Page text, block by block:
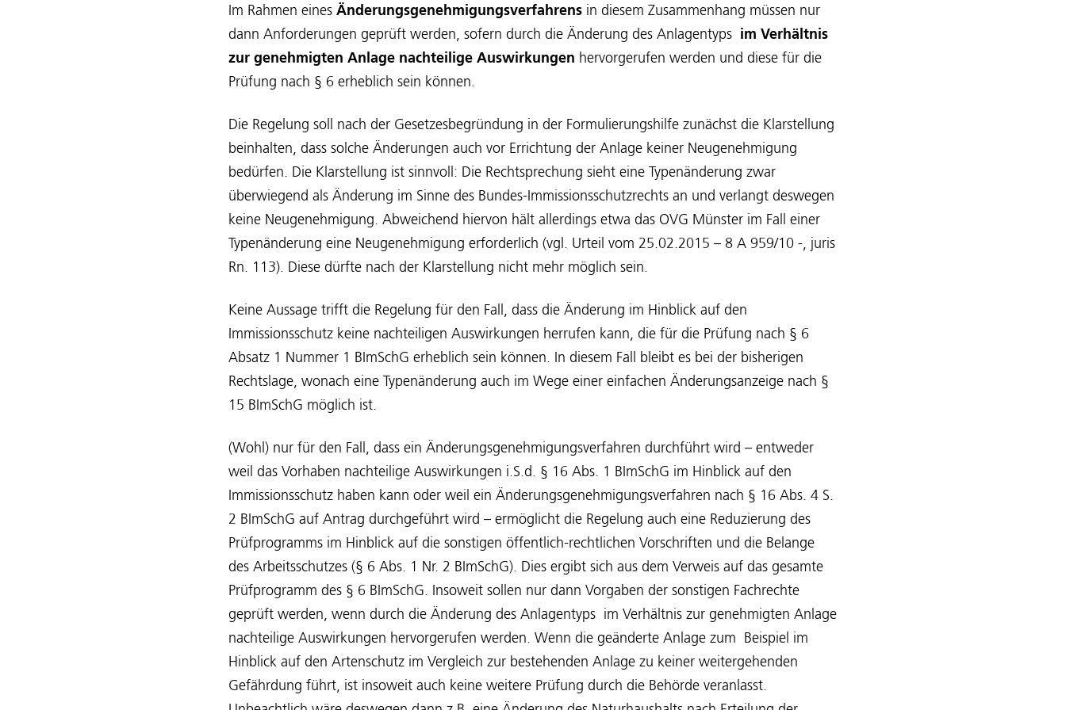
Im Rahmen eines Änderungsgenehmigungsverfahrens in diesem Zusammenhang müssen nur
dann Anforderungen geprüft werden, sofern durch die Änderung des Anlagentyps im Verhältnis
zur genehmigten Anlage nachteilige Auswirkungen hervorgerufen werden und diese für die
Prüfung nach § 6 erheblich sein können.
Die Regelung soll nach der Gesetzesbegründung in der Formulierungshilfe zunächst die Klarstellung
beinhalten, dass solche Änderungen auch vor Errichtung der Anlage keiner Neugenehmigung
bedürfen. Die Klarstellung ist sinnvoll: Die Rechtsprechung sieht eine Typenänderung zwar
überwiegend als Änderung im Sinne des Bundes-Immissionsschutzrechts an und verlangt deswegen
keine Neugenehmigung. Abweichend hiervon hält allerdings etwa das OVG Münster im Fall einer
Typenänderung eine Neugenehmigung erforderlich (vgl. Urteil vom 25.02.2015 – 8 A 959/10 -, juris
Rn. 113). Diese dürfte nach der Klarstellung nicht mehr möglich sein.
Keine Aussage trifft die Regelung für den Fall, dass die Änderung im Hinblick auf den
Immissionsschutz keine nachteiligen Auswirkungen herrufen kann, die für die Prüfung nach § 6
Absatz 1 Nummer 1 BImSchG erheblich sein können. In diesem Fall bleibt es bei der bisherigen
Rechtslage, wonach eine Typenänderung auch im Wege einer einfachen Änderungsanzeige nach §
15 BImSchG möglich ist.
(Wohl) nur für den Fall, dass ein Änderungsgenehmigungsverfahren durchführt wird – entweder
weil das Vorhaben nachteilige Auswirkungen i.S.d. § 16 Abs. 1 BImSchG im Hinblick auf den
Immissionsschutz haben kann oder weil ein Änderungsgenehmigungsverfahren nach § 16 Abs. 4 S.
2 BImSchG auf Antrag durchgeführt wird – ermöglicht die Regelung auch eine Reduzierung des
Prüfprogramms im Hinblick auf die sonstigen öffentlich-rechtlichen Vorschriften und die Belange
des Arbeitsschutzes (§ 6 Abs. 1 Nr. 2 BImSchG). Dies ergibt sich aus dem Verweis auf das gesamte
Prüfprogramm des § 6 BImSchG. Insoweit sollen nur dann Vorgaben der sonstigen Fachrechte
geprüft werden, wenn durch die Änderung des Anlagentyps im Verhältnis zur genehmigten Anlage
nachteilige Auswirkungen hervorgerufen werden. Wenn die geänderte Anlage zum Beispiel im
Hinblick auf den Artenschutz im Vergleich zur bestehenden Anlage zu keiner weitergehenden
Gefährdung führt, ist insoweit auch keine weitere Prüfung durch die Behörde veranlasst.